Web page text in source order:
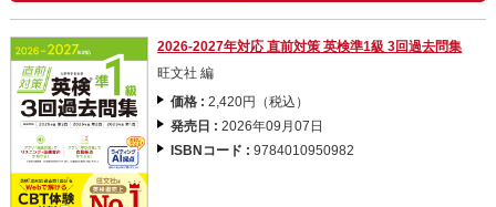
2026-2027年対応 直前対策 英検準1級 3回過去問集
旺文社 編
価格 :2,420円（税込）
発売日 :2026年09月07日
ISBNコード :9784010950982